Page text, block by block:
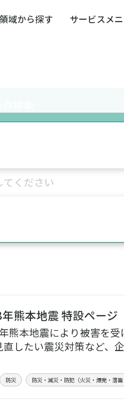
域から探す サービスメ
ィ
健康経営・人
人権・人的資
熊本地震 特設ページ
熊本地震により被害を
直したい震災対策など、
防災 防災・減災・防犯（火災・爆発・落